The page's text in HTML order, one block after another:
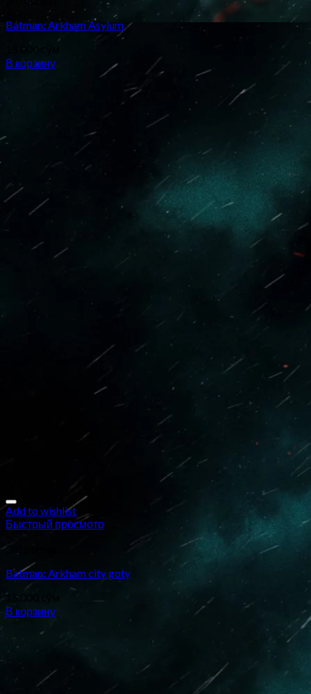
Batman: Arkham Asylum
15.000
В корзину
Add to wishlist
Быстрый просмотр
Batman: Arkham city goty
15.000
В корзину